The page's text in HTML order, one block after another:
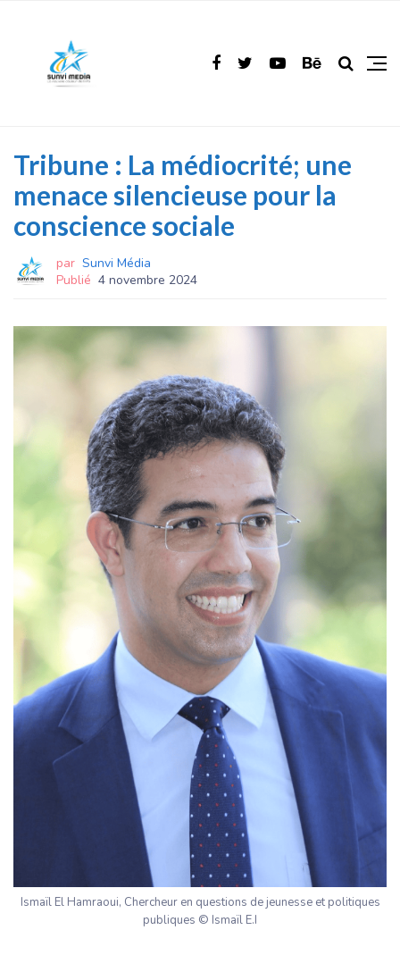
Tribune : La médiocrité; une
menace silencieuse pour la
conscience sociale
par Sunvi Média
Publié 4 novembre 2024
Ismaïl El Hamraoui, Chercheur en questions de jeunesse et politiques
publiques © Ismaïl E.I